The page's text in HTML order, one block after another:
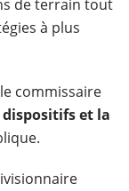
de terrain tout
à plus
commissaire
dispositifs et la